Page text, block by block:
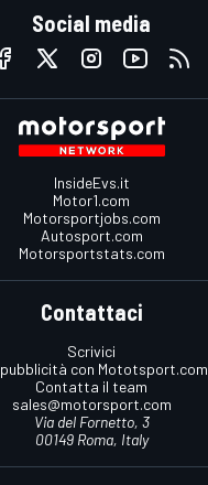
Social media
InsideEvs.it
Motor1.com
Motorsportjobs.com
Autosport.com
Motorsportstats.com
Contattaci
Scrivici
con Mototsport.com
Contatta il team
sales@motorsport.com
Via del Fornetto, 3
00149 Roma, Italy